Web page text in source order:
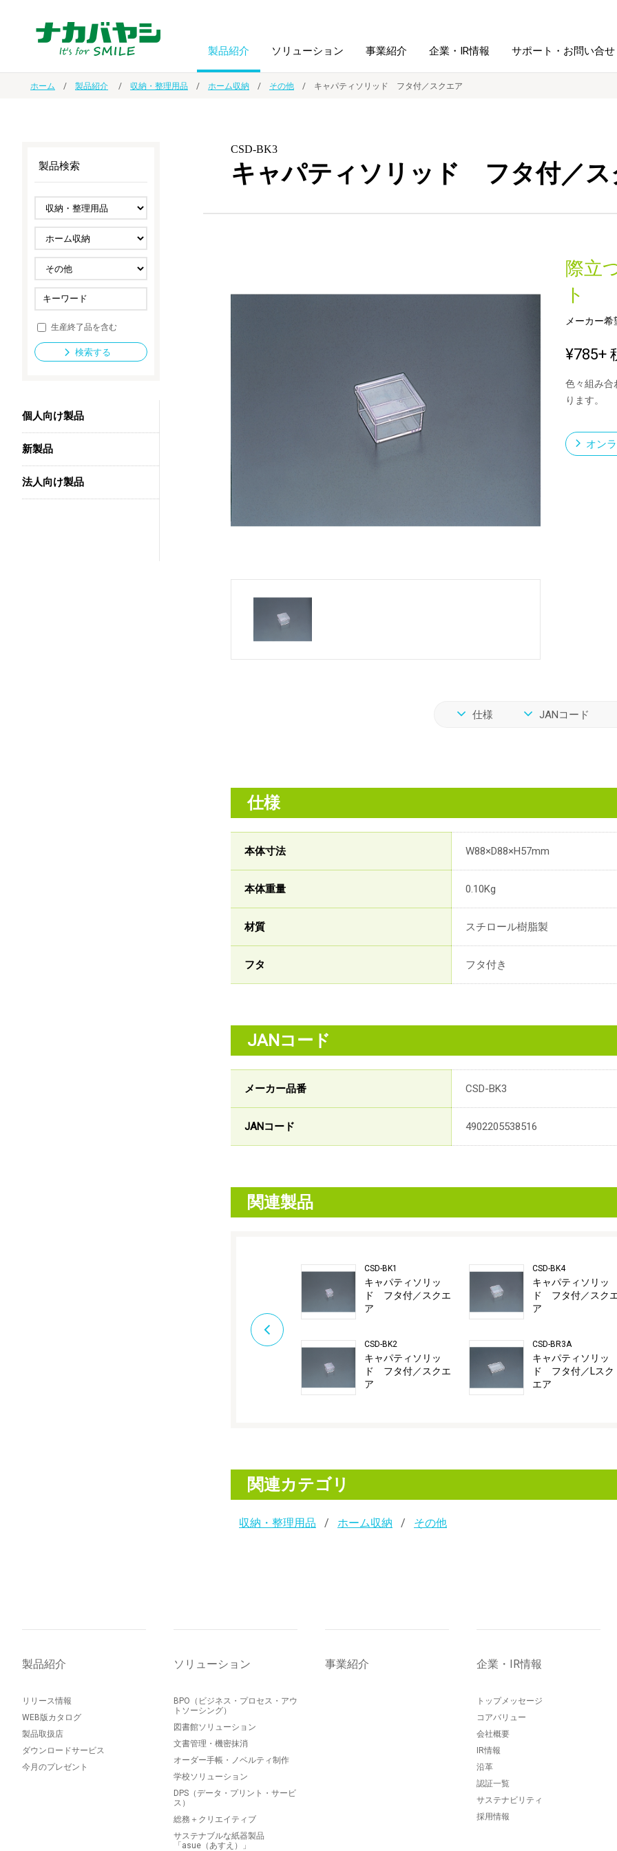
製品紹介
ノート・紙製品
ファイル・
ホルダー用品
スマートフォン・
タブレット関連
セキュリティ用品
法人向け製品
ソリューション
オーダー手帳・ノベルティ制作 学校ソリューション
ドキュメントスキャニングサービス
導入事例
事業紹介 企業・IR情報
IR情報 沿革
サステナビリティ
サポート・お問い合せ
ホーム 製品紹介 収納・整理用品 ホーム収納 その他 キャパティソリッド フタ付／スクエア
CSD-BK3
キャパティソリッド フタ付／ス
際立
ト
メーカー
¥785+
色々組み合
ります。
オン
仕様 JANコード
仕様
本体寸法 W88×D88×H57mm
本体重量 0.10Kg
材質 スチロール樹脂製
フタ フタ付き
JANコード
メーカー品番 CSD-BK3
JANコード 4902205538516
関連製品
CSD-BK1
キャパティソリッ
ド フタ付／スクエ
ア
CSD-BK2
キャパティソリッ
ド フタ付／スクエ
ア
CSD-BK4
キャパティソリッ
ド フタ付／スク
ア
CSD-BR3A
キャパティソリッ
ド フタ付／Lスク
エア
関連カテゴリ
収納・整理用品 ホーム収納 その他
製品検索
生産終了品を含む
検索する
個人向け製品
新製品
法人向け製品
製品紹介
リリース情報
WEB版カタログ
製品取扱店
ダウンロードサービス
今月のプレゼント
ソリューション
BPO（ビジネス・プロセス・アウ
トソーシング）
図書館ソリューション
文書管理・機密抹消
オーダー手帳・ノベルティ制作
学校ソリューション
DPS（データ・プリント・サービ
ス）
総務＋クリエイティブ
サステナブルな紙器製品
「asue（あすえ）」
事業紹介 企業・IR情報
トップメッセージ
コアバリュー
会社概要
IR情報
沿革
認証一覧
サステナビリティ
採用情報